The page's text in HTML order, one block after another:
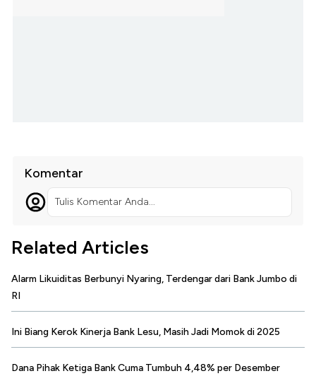
Komentar
Tulis Komentar Anda...
Related Articles
Alarm Likuiditas Berbunyi Nyaring, Terdengar dari Bank Jumbo di
RI
Ini Biang Kerok Kinerja Bank Lesu, Masih Jadi Momok di 2025
Dana Pihak Ketiga Bank Cuma Tumbuh 4,48% per Desember